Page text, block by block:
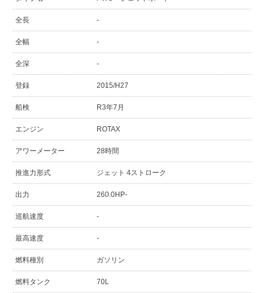
全長 -
全幅 -
全深 -
登録 2015/H27
船検 R3年7月
エンジン ROTAX
アワーメーター 28時間
推進力形式 ジェット 4ストローク
出力 260.0HP-
巡航速度 -
最高速度 -
燃料種別 ガソリン
燃料タンク 70L